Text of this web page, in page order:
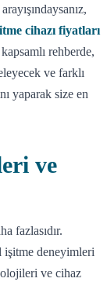
cihazı fiyatları
rehberde,
ve farklı
nı yaparak size en
ve
fazlasıdır.
deneyimleri
ve cihaz